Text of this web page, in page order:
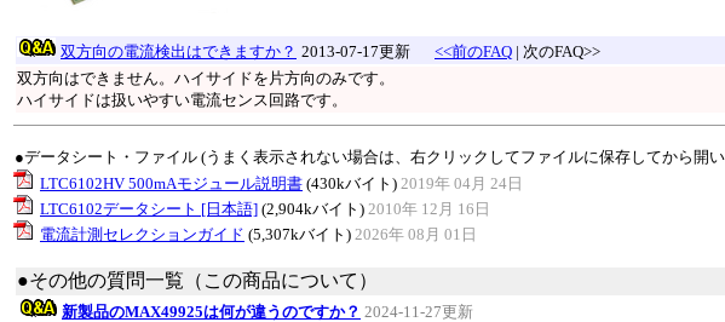
双方向の電流検出はできますか？ 2013-07-17更新 <<前のFAQ | 次のFAQ>>
双方向はできません。ハイサイドを片方向のみです。
ハイサイドは扱いやすい電流センス回路です。
●データシート・ファイル (うまく表示されない場合は、右クリックしてファイルに保存してから開
LTC6102HV 500mAモジュール説明書 (430kバイト) 2019年 04月 24日
LTC6102データシート [日本語] (2,904kバイト) 2010年 12月 16日
電流計測セレクションガイド (5,307kバイト) 2026年 08月 01日
●その他の質問一覧（この商品について）
新製品のMAX49925は何が違うのですか？ 2024-11-27更新